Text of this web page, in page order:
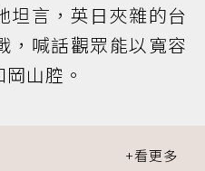
坦言，英日夾雜的台
，喊話觀眾能以寬容
山腔。